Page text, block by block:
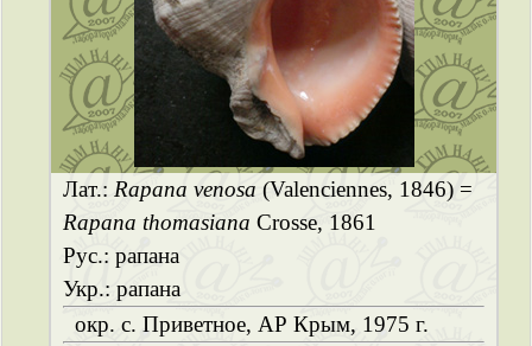
Лат.: Rapana venosa (Valenciennes, 1846) =
Rapana thomasiana Crosse, 1861
Рус.: рапана
Укр.: рапана
окр. с. Приветное, АР Крым, 1975 г.